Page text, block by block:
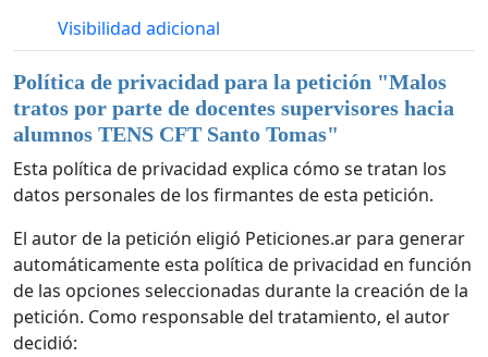
Visibilidad adicional
Política de privacidad para la petición "Malos
tratos por parte de docentes supervisores hacia
alumnos TENS CFT Santo Tomas"
Esta política de privacidad explica cómo se tratan los
datos personales de los firmantes de esta petición.
El autor de la petición eligió Peticiones.ar para generar
automáticamente esta política de privacidad en función
de las opciones seleccionadas durante la creación de la
petición. Como responsable del tratamiento, el autor
decidió: